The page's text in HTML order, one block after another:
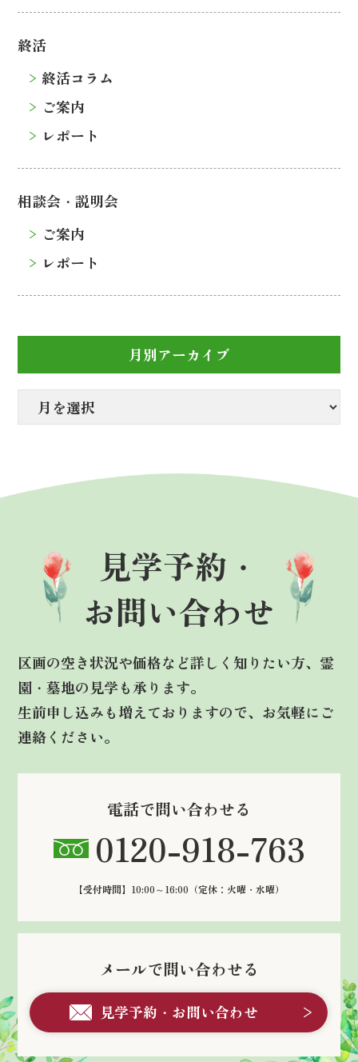
終活
終活コラム
ご案内
レポート
相談会・説明会
ご案内
レポート
月別アーカイブ
見学予約・
お問い合わせ
区画の空き状況や価格など詳しく知りたい方、霊
園・墓地の見学も承ります。
生前申し込みも増えておりますので、お気軽にご
連絡ください。
電話で問い合わせる
0120-918-763
【受付時間】10:00～16:00 （定休：火曜・水曜）
メールで問い合わせる
見学予約・お問い合わせ